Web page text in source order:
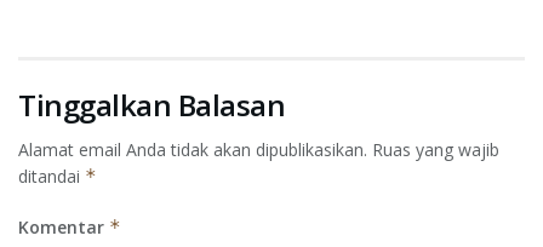
Tinggalkan Balasan
Alamat email Anda tidak akan dipublikasikan. Ruas yang wajib
ditandai *
Komentar *